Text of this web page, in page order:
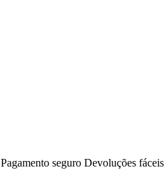
Pagamento seguro Devoluções fáceis